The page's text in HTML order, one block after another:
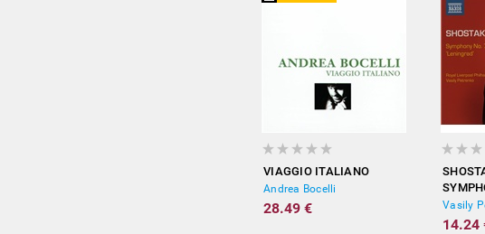
VIAGGIO ITALIANO
Andrea Bocelli
28.49 €
14.24